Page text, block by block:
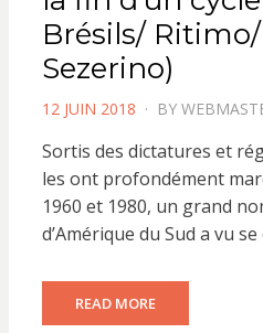
Brésils/
Sezerino)
POSTED
12 JUIN 2018 BY
Sortis des dictatures et
les ont profondément
1960 et 1980, un grand
d’Amérique du Sud a vu
READ MORE